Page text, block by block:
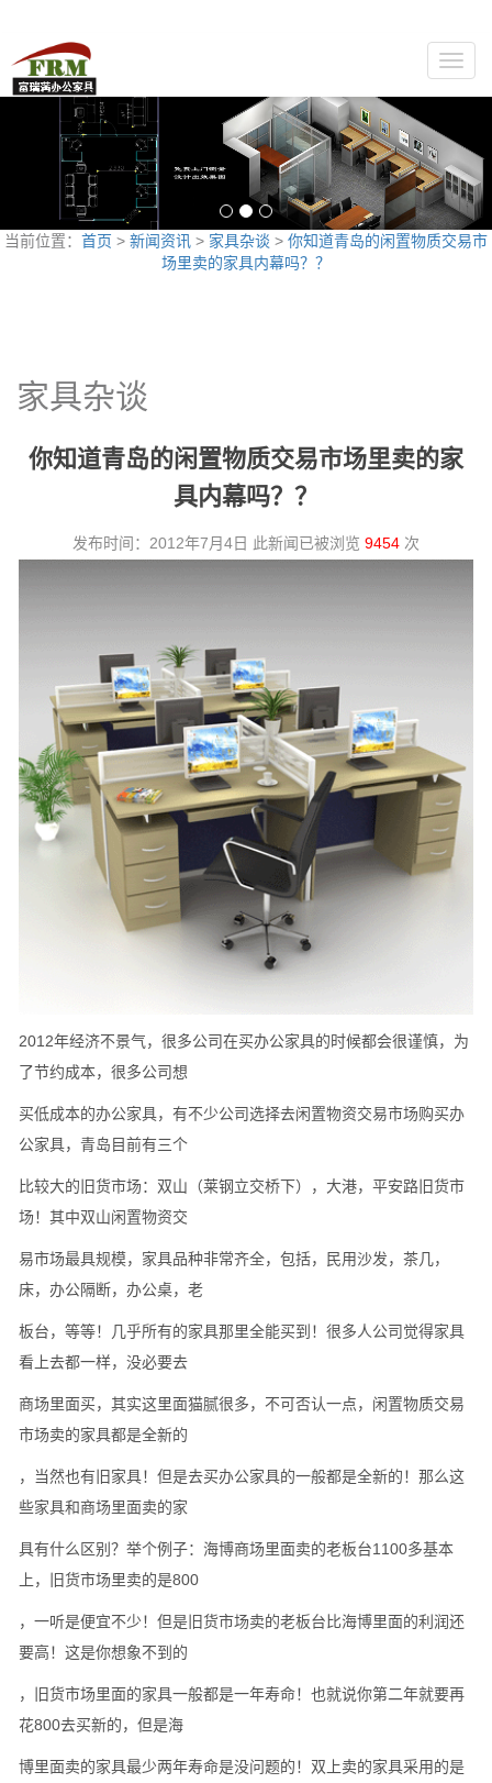
Toggle
当前位置： 首页 > 新闻资讯 > 家具杂谈 > 你知道青岛的闲置物质交易市
场里卖的家具内幕吗？？
家具杂谈
你知道青岛的闲置物质交易市场里卖的家
具内幕吗？？
发布时间：2012年7月4日 此新闻已被浏览 9454 次
2012年经济不景气，很多公司在买办公家具的时候都会很谨慎，为
了节约成本，很多公司想
买低成本的办公家具，有不少公司选择去闲置物资交易市场购买办
公家具，青岛目前有三个
比较大的旧货市场：双山（莱钢立交桥下），大港，平安路旧货市
场！其中双山闲置物资交
易市场最具规模，家具品种非常齐全，包括，民用沙发，茶几，
床，办公隔断，办公桌，老
板台，等等！几乎所有的家具那里全能买到！很多人公司觉得家具
看上去都一样，没必要去
商场里面买，其实这里面猫腻很多，不可否认一点，闲置物质交易
市场卖的家具都是全新的
，当然也有旧家具！但是去买办公家具的一般都是全新的！那么这
些家具和商场里面卖的家
具有什么区别？举个例子：海博商场里面卖的老板台1100多基本
上，旧货市场里卖的是800
，一听是便宜不少！但是旧货市场卖的老板台比海博里面的利润还
要高！这是你想象不到的
，旧货市场里面的家具一般都是一年寿命！也就说你第二年就要再
花800去买新的，但是海
博里面卖的家具最少两年寿命是没问题的！双上卖的家具采用的是